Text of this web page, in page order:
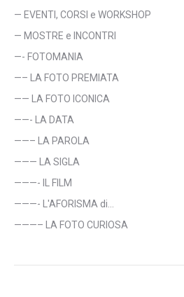
— EVENTI, CORSI e WORKSHOP
— MOSTRE e INCONTRI
—- FOTOMANIA
—– LA FOTO PREMIATA
—— LA FOTO ICONICA
——- LA DATA
——– LA PAROLA
——— LA SIGLA
———- IL FILM
———- L'AFORISMA di…
———– LA FOTO CURIOSA